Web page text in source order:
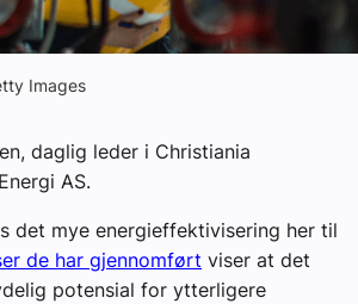
Byggfakta Nyheter
Images
daglig leder i Christiania
AS.
det mye energieffektivisering her til
de har gjennomført viser at det
potensial for ytterligere